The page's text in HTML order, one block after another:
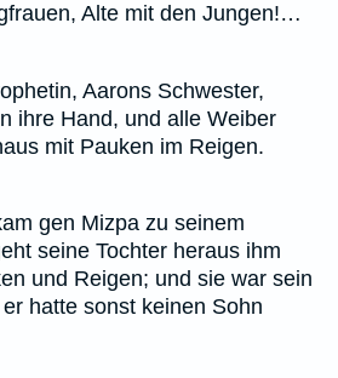
Alte mit den Jungen!…
Aarons Schwester,
ihre Hand, und alle Weiber
mit Pauken im Reigen.
gen Mizpa zu seinem
seine Tochter heraus ihm
und Reigen; und sie war sein
hatte sonst keinen Sohn